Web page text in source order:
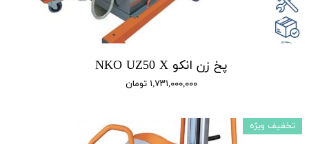
پخ زن انکو NKO UZ50 X
۱,۷۳۱,۰۰۰,۰۰۰ تومان
تخفیف ویژه